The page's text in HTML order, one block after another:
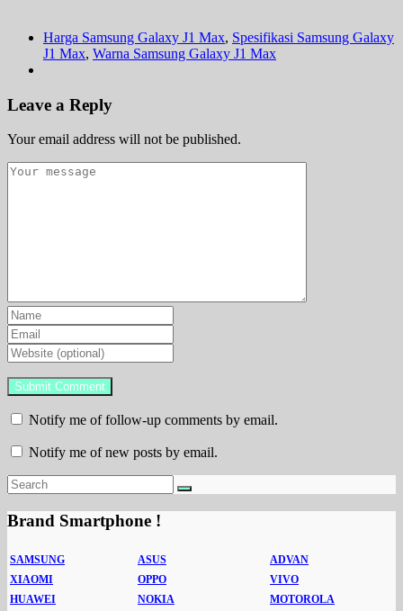
Harga Samsung Galaxy J1 Max, Spesifikasi Samsung Galaxy
J1 Max, Warna Samsung Galaxy J1 Max
Leave a Reply
Your email address will not be published.
Notify me of follow-up comments by email.
Notify me of new posts by email.
Brand Smartphone !
SAMSUNG ASUS
ADVAN
XIAOMI
OPPO
VIVO
HUAWEI
NOKIA
MOTOROLA